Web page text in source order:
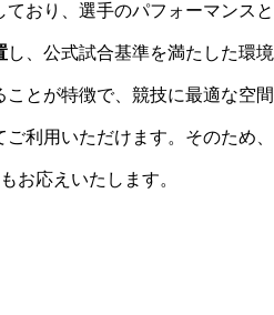
ており、選手のパフォーマンスと
し、公式試合基準を満たした環境
ことが特徴で、競技に最適な空間
利用いただけます。そのため、
お応えいたします。